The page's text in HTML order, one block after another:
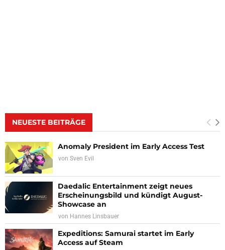
NEUESTE BEITRÄGE
Anomaly President im Early Access Test
von Sven Evil
Daedalic Entertainment zeigt neues
Erscheinungsbild und kündigt August-
Showcase an
von Hannes Linsbauer
Expeditions: Samurai startet im Early
Access auf Steam